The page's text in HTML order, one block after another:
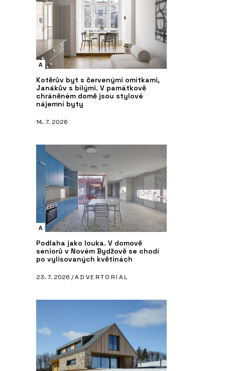
A
Kotěrův byt s červenými omítkami,
Janákův s bílými. V památkově
chráněném domě jsou stylové
nájemní byty
14. 7. 2026
A
Podlaha jako louka. V domově
seniorů v Novém Bydžově se chodí
po vylisovaných květinách
23. 7. 2026 /ADVERTORIAL